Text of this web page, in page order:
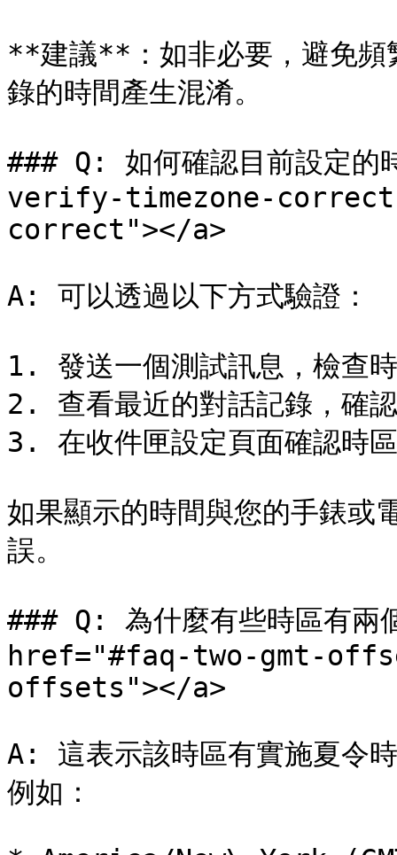
**建議**：如非必要，避免頻
錄的時間產生混淆。
### Q: 如何確認目前設定
verify-timezone-
correct"></a>
A: 可以透過以下方式驗證：
1. 發送一個測試訊息，檢查
2. 查看最近的對話記錄，確
3. 在收件匣設定頁面確認時
如果顯示的時間與您的手錶或
誤。
### Q: 為什麼有些時區有兩
href="#faq-two-gmt-
offsets"></a>
A: 這表示該時區有實施夏
例如：